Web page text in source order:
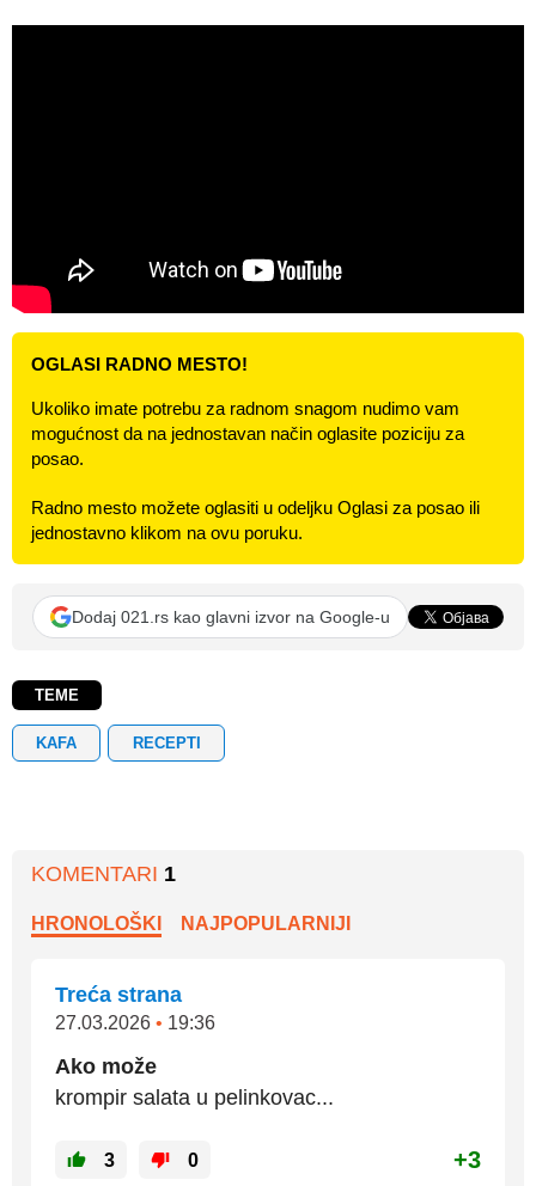
OGLASI RADNO MESTO!
Ukoliko imate potrebu za radnom snagom nudimo vam
mogućnost da na jednostavan način oglasite poziciju za
posao.
Radno mesto možete oglasiti u odeljku Oglasi za posao ili
jednostavno klikom na ovu poruku.
Dodaj 021.rs kao glavni izvor na Google-u
TEME
KAFA RECEPTI
KOMENTARI 1
HRONOLOŠKI NAJPOPULARNIJI
Treća strana
27.03.2026 • 19:36
Ako može
krompir salata u pelinkovac...
3 0 +3